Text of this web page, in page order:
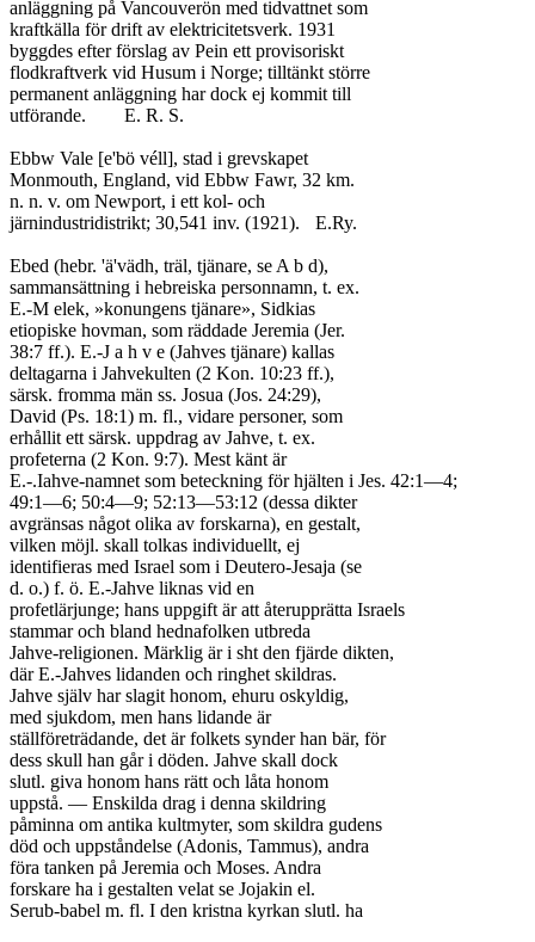
anläggning på Vancouverön med tidvattnet som
kraftkälla för drift av elektricitetsverk. 1931
byggdes efter förslag av Pein ett provisoriskt
flodkraftverk vid Husum i Norge; tilltänkt större
permanent anläggning har dock ej kommit till
utförande.	E. R. S.
Ebbw Vale [e'bö véll], stad i grevskapet
Monmouth, England, vid Ebbw Fawr, 32 km.
n. n. v. om Newport, i ett kol- och
järnindustridistrikt; 30,541 inv. (1921).	E.Ry.
Ebed (hebr. 'ä'vädh, träl, tjänare, se A b d),
sammansättning i hebreiska personnamn, t. ex.
E.-M elek, »konungens tjänare», Sidkias
etiopiske hovman, som räddade Jeremia (Jer.
38:7 ff.). E.-J a h v e (Jahves tjänare) kallas
deltagarna i Jahvekulten (2 Kon. 10:23 ff.),
särsk. fromma män ss. Josua (Jos. 24:29),
David (Ps. 18:1) m. fl., vidare personer, som
erhållit ett särsk. uppdrag av Jahve, t. ex.
profeterna (2 Kon. 9:7). Mest känt är
E.-.Iahve-namnet som beteckning för hjälten i Jes. 42:1—4;
49:1—6; 50:4—9; 52:13—53:12 (dessa dikter
avgränsas något olika av forskarna), en gestalt,
vilken möjl. skall tolkas individuellt, ej
identifieras med Israel som i Deutero-Jesaja (se
d. o.) f. ö. E.-Jahve liknas vid en
profetlärjunge; hans uppgift är att återupprätta Israels
stammar och bland hednafolken utbreda
Jahve-religionen. Märklig är i sht den fjärde dikten,
där E.-Jahves lidanden och ringhet skildras.
Jahve själv har slagit honom, ehuru oskyldig,
med sjukdom, men hans lidande är
ställföreträdande, det är folkets synder han bär, för
dess skull han går i döden. Jahve skall dock
slutl. giva honom hans rätt och låta honom
uppstå. — Enskilda drag i denna skildring
påminna om antika kultmyter, som skildra gudens
död och uppståndelse (Adonis, Tammus), andra
föra tanken på Jeremia och Moses. Andra
forskare ha i gestalten velat se Jojakin el.
Serub-babel m. fl. I den kristna kyrkan slutl. ha